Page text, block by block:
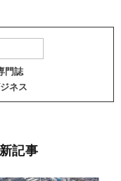
門誌
ネス
記事